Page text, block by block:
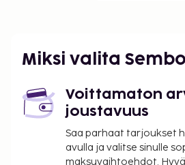
Miksi valita Sembo
Voittamaton
joustavuus
Saa parhaat tarjoukset
avulla ja valitse sinulle
maksuvaihtoehdot.